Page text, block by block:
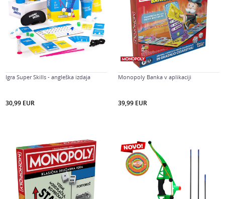
Igra Super Skills - angleška izdaja
30,99 EUR
Monopoly Banka v aplikaciji
39,99 EUR